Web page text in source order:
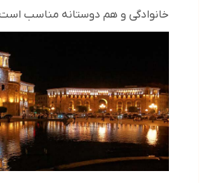
خانوادگی و هم دوستانه مناسب است.